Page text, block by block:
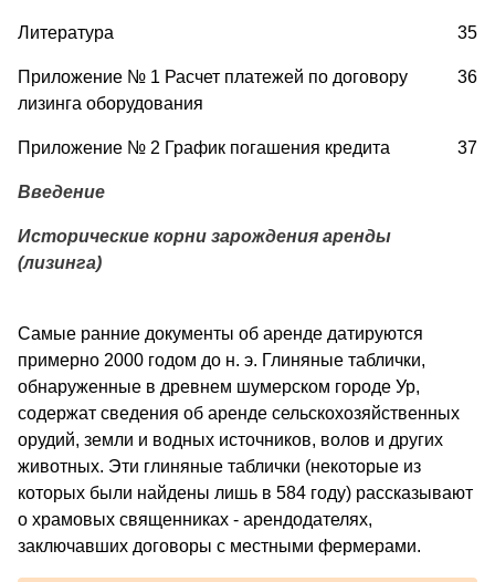
Литература 35
Приложение № 1 Расчет платежей по договору
лизинга оборудования
36
Приложение № 2 График погашения кредита 37
Введение
Исторические корни зарождения аренды
(лизинга)
Самые ранние документы об аренде датируются
примерно 2000 годом до н. э. Глиняные таблички,
обнаруженные в древнем шумерском городе Ур,
содержат сведения об аренде сельскохозяйственных
орудий, земли и водных источников, волов и других
животных. Эти глиняные таблички (некоторые из
которых были найдены лишь в 584 году) рассказывают
о храмовых священниках - арендодателях,
заключавших договоры с местными фермерами.